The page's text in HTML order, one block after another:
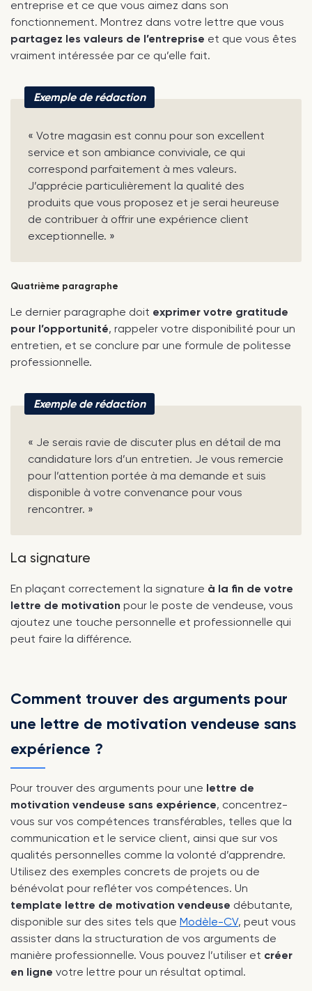
entreprise et ce que vous aimez dans son
fonctionnement. Montrez dans votre lettre que vous
partagez les valeurs de l’entreprise et que vous êtes
vraiment intéressée par ce qu’elle fait.
Exemple de rédaction
« Votre magasin est connu pour son excellent
service et son ambiance conviviale, ce qui
correspond parfaitement à mes valeurs.
J’apprécie particulièrement la qualité des
produits que vous proposez et je serai heureuse
de contribuer à offrir une expérience client
exceptionnelle. »
Quatrième paragraphe
Le dernier paragraphe doit exprimer votre gratitude
pour l’opportunité, rappeler votre disponibilité pour un
entretien, et se conclure par une formule de politesse
professionnelle.
Exemple de rédaction
« Je serais ravie de discuter plus en détail de ma
candidature lors d’un entretien. Je vous remercie
pour l’attention portée à ma demande et suis
disponible à votre convenance pour vous
rencontrer. »
La signature
En plaçant correctement la signature à la fin de votre
lettre de motivation pour le poste de vendeuse, vous
ajoutez une touche personnelle et professionnelle qui
peut faire la différence.
Comment trouver des arguments pour
une lettre de motivation vendeuse sans
expérience ?
Pour trouver des arguments pour une lettre de
motivation vendeuse sans expérience, concentrez-
vous sur vos compétences transférables, telles que la
communication et le service client, ainsi que sur vos
qualités personnelles comme la volonté d’apprendre.
Utilisez des exemples concrets de projets ou de
bénévolat pour refléter vos compétences. Un
template lettre de motivation vendeuse débutante,
disponible sur des sites tels que Modèle-CV, peut vous
assister dans la structuration de vos arguments de
manière professionnelle. Vous pouvez l’utiliser et créer
en ligne votre lettre pour un résultat optimal.